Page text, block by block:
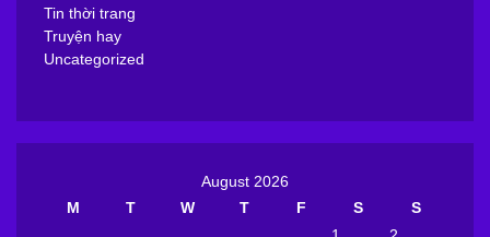
Tin thời trang
Truyện hay
Uncategorized
August 2026
M
T W T F S
S